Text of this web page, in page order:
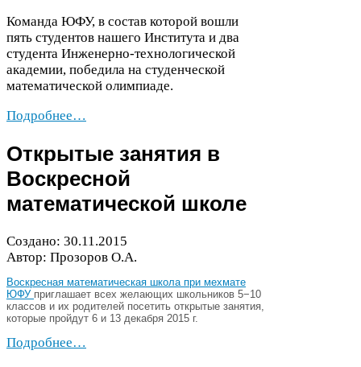
Команда ЮФУ, в состав которой вошли
пять студентов нашего Института и два
студента Инженерно-​технологической
академии, победила на студенческой
математической олимпиаде.
Подробнее…
Открытые занятия в
Воскресной
математической школе
Создано: 30.11.2015
Автор: Прозоров О.А.
Воскресная математическая школа при мехмате
ЮФУ приглашает всех желающих школьников 5−10
классов и их родителей посетить открытые занятия,
которые пройдут 6 и 13 декабря 2015 г.
Подробнее…